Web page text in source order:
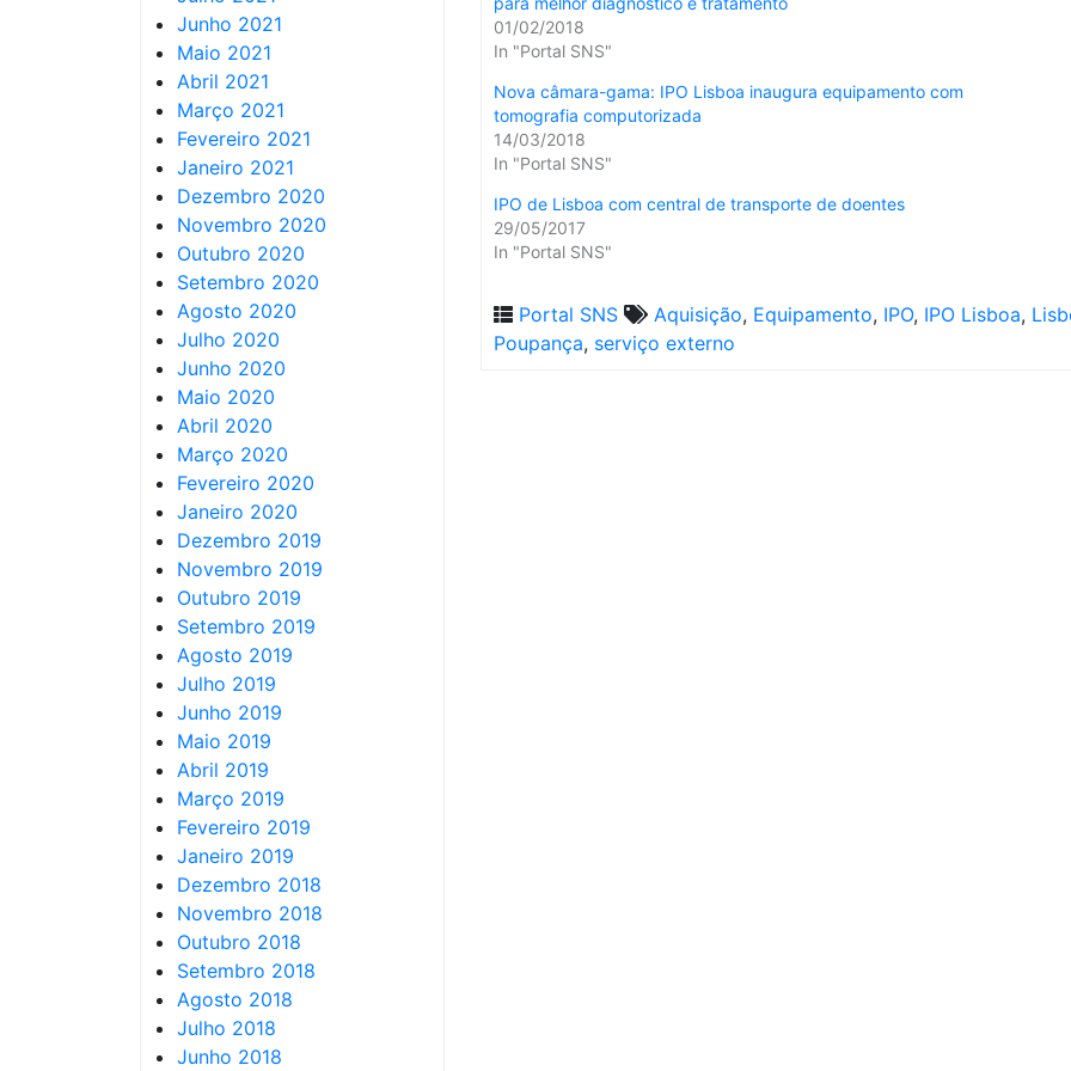
Junho 2021
Maio 2021
Abril 2021
Março 2021
Fevereiro 2021
Janeiro 2021
Dezembro 2020
Novembro 2020
Outubro 2020
Setembro 2020
Agosto 2020
Julho 2020
Junho 2020
Maio 2020
Abril 2020
Março 2020
Fevereiro 2020
Janeiro 2020
Dezembro 2019
Novembro 2019
Outubro 2019
Setembro 2019
Agosto 2019
Julho 2019
Junho 2019
Maio 2019
Abril 2019
Março 2019
Fevereiro 2019
Janeiro 2019
Dezembro 2018
Novembro 2018
Outubro 2018
Setembro 2018
Agosto 2018
Julho 2018
Junho 2018
01/02/2018
In "Portal SNS"
Nova câmara-gama: IPO Lisboa inaugura equipamento com
tomografia computorizada
14/03/2018
In "Portal SNS"
IPO de Lisboa com central de transporte de doentes
29/05/2017
In "Portal SNS"
Portal SNS Aquisição, Equipamento, IPO, IPO Lisboa,
Poupança, serviço externo